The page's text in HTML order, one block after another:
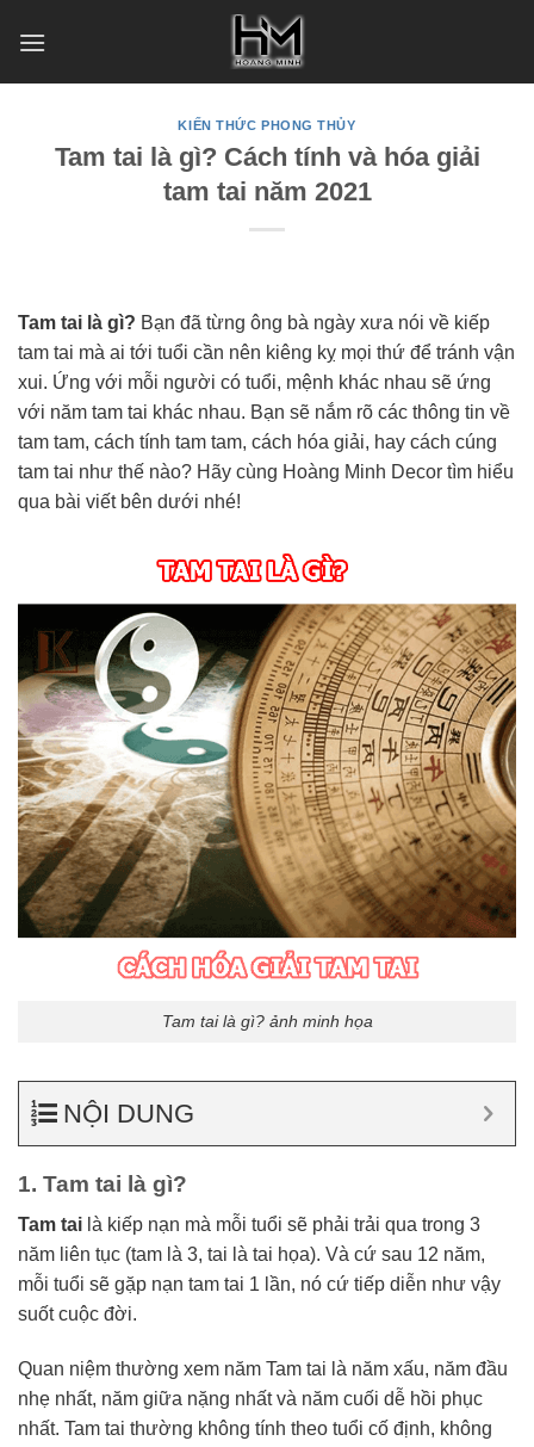
KIẾN THỨC PHONG THỦY
Tam tai là gì? Cách tính và hóa giải
tam tai năm 2021
Tam tai là gì? Bạn đã từng ông bà ngày xưa nói về kiếp
tam tai mà ai tới tuổi cần nên kiêng kỵ mọi thứ để tránh vận
xui. Ứng với mỗi người có tuổi, mệnh khác nhau sẽ ứng
với năm tam tai khác nhau. Bạn sẽ nắm rõ các thông tin về
tam tam, cách tính tam tam, cách hóa giải, hay cách cúng
tam tai như thế nào? Hãy cùng Hoàng Minh Decor tìm hiểu
qua bài viết bên dưới nhé!
Tam tai là gì? ảnh minh họa
NỘI DUNG
1. Tam tai là gì?
Tam tai là kiếp nạn mà mỗi tuổi sẽ phải trải qua trong 3
năm liên tục (tam là 3, tai là tai họa). Và cứ sau 12 năm,
mỗi tuổi sẽ gặp nạn tam tai 1 lần, nó cứ tiếp diễn như vậy
suốt cuộc đời.
Quan niệm thường xem năm Tam tai là năm xấu, năm đầu
nhẹ nhất, năm giữa nặng nhất và năm cuối dễ hồi phục
nhất. Tam tai thường không tính theo tuổi cố định, không